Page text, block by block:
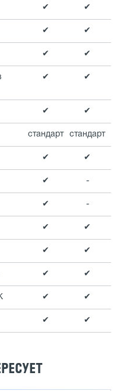
✔ ✔
✔ ✔
✔ ✔
✔ ✔
✔ ✔
стандарт стандарт
✔ ✔
✔ -
✔ -
✔ ✔
✔ ✔
✔ ✔
✔ ✔
✔ ✔